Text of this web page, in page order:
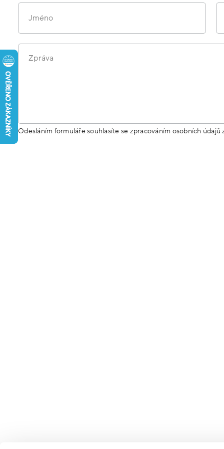
Jméno
Zpráva
Odesláním formuláře souhlasíte se zpracováním osobních údajů